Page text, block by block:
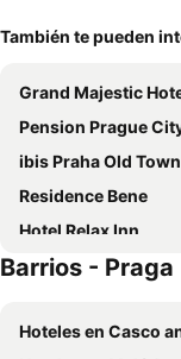
También te pueden
Grand Majestic
Pension Prague
ibis Praha Old Town
Residence Bene
Hotel Relax Inn
Hotel 16
Hilton Prague
Barrios - Praga
Hoteles en Casco